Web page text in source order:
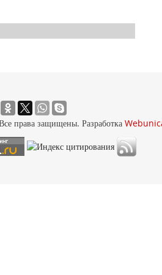
права защищены. Разработка